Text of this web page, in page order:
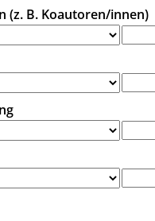
(z. B. Koautoren/innen)